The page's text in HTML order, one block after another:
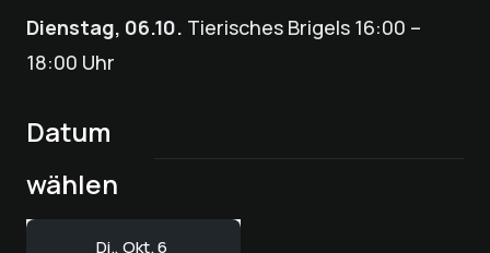
Dienstag, 06.10. Tierisches Brigels 16:00 –
18:00 Uhr
Datum
wählen
Di., Okt. 6